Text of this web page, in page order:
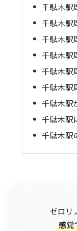
千駄木駅
千駄木駅
千駄木駅
千駄木駅
千駄木駅
千駄木駅
千駄木駅
千駄木駅
千駄木駅
ゼロリ
感覚